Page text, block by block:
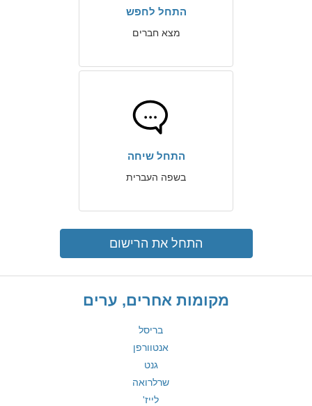
התחל לחפש
מצא חברים
התחל שיחה
בשפה העברית
התחל את הרישום
מקומות אחרים, ערים
בריסל
אנטוורפן
גנט
שרלרואה
לייז'